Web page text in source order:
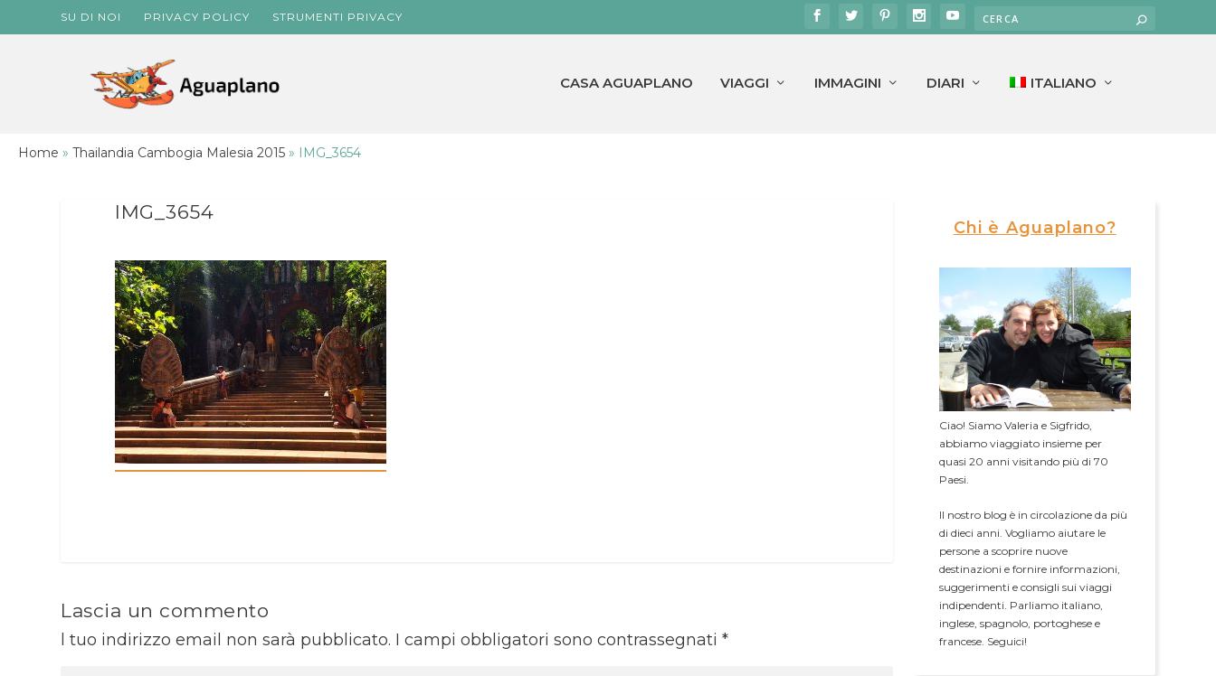
SU DI NOI PRIVACY POLICY STRUMENTI PRIVACY
CASA AGUAPLANO VIAGGI IMMAGINI DIARI ITALIANO
Home » Thailandia Cambogia Malesia 2015 » IMG_3654
IMG_3654
Lascia un commento
l tuo indirizzo email non sarà pubblicato. I campi obbligatori sono contrassegnati*
Chi è Aguaplano?
Ciao! Siamo Valeria e Sigfrido,
abbiamo viaggiato insieme per
quasi 20 anni visitando più di 70
Paesi.
Il nostro blog è in circolazione da più
di dieci anni. Vogliamo aiutare le
persone a scoprire nuove
destinazioni e fornire informazioni,
suggerimenti e consigli sui viaggi
indipendenti. Parliamo italiano,
inglese, spagnolo, portoghese e
francese. Seguici!